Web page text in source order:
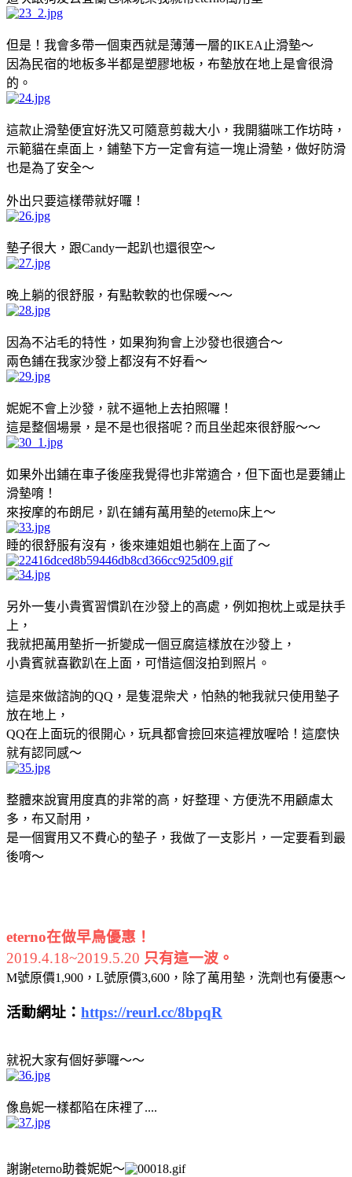
但是！我會多帶一個東西就是薄薄一層的IKEA止滑墊～
因為民宿的地板多半都是塑膠地板，布墊放在地上是會很滑
的。
這款止滑墊便宜好洗又可隨意剪裁大小，我開貓咪工作坊時，
示範貓在桌面上，鋪墊下方一定會有這一塊止滑墊，做好防滑
也是為了安全～
外出只要這樣帶就好囉！
墊子很大，跟Candy一起趴也還很空～
晚上躺的很舒服，有點軟軟的也保暖～～
因為不沾毛的特性，如果狗狗會上沙發也很適合～
兩色鋪在我家沙發上都沒有不好看～
妮妮不會上沙發，就不逼牠上去拍照囉！
這是整個場景，是不是也很搭呢？而且坐起來很舒服～～
如果外出鋪在車子後座我覺得也非常適合，但下面也是要鋪止
滑墊唷！
來按摩的布朗尼，趴在鋪有萬用墊的eterno床上～
睡的很舒服有沒有，後來連姐姐也躺在上面了～
另外一隻小貴賓習慣趴在沙發上的高處，例如抱枕上或是扶手
上，
我就把萬用墊折一折變成一個豆腐這樣放在沙發上，
小貴賓就喜歡趴在上面，可惜這個沒拍到照片。
這是來做諮詢的QQ，是隻混柴犬，怕熱的牠我就只使用墊子
放在地上，
QQ在上面玩的很開心，玩具都會撿回來這裡放喔哈！這麼快
就有認同感～
整體來說實用度真的非常的高，好整理、方便洗不用顧慮太
多，布又耐用，
是一個實用又不費心的墊子，我做了一支影片，一定要看到最
後唷～
eterno在做早鳥優惠！
2019.4.18~2019.5.20 只有這一波。
M號原價1,900，L號原價3,600，除了萬用墊，洗劑也有優惠～
活動網址： https://reurl.cc/8bpqR
就祝大家有個好夢囉～～
像島妮一樣都陷在床裡了....
謝謝eterno助養妮妮～